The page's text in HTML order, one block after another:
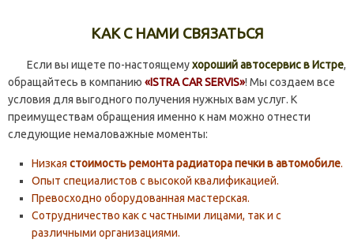
КАК С НАМИ СВЯЗАТЬСЯ
Если вы ищете по-настоящемухороший автосервис в Истре,
обращайтесь в компанию «ISTRA CAR SERVIS»! Мы создаем все
условия для выгодного получения нужных вам услуг. К
преимуществам обращения именно к нам можно отнести
следующие немаловажные моменты:
Низкая стоимость ремонта радиатора печки в автомобиле.
Опыт специалистов с высокой квалификацией.
Превосходно оборудованная мастерская.
Сотрудничество как с частными лицами, так и с
различными организациями.